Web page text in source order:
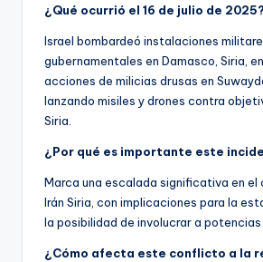
¿Qué ocurrió el 16 de julio de 2025?
Israel bombardeó instalaciones
gubernamentales en Damasco, Siria,
acciones de milicias drusas en
lanzando misiles y drones contra
Siria.
¿Por qué es importante este
Marca una escalada significativa en el
Irán Siria, con implicaciones para la
la posibilidad de involucrar a
¿Cómo afecta este conflicto a la